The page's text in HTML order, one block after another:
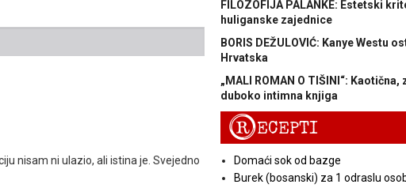
nisam ni ulazio, ali istina je. Svejedno
FILOZOFIJA PALANKE: Estetski
huliganske zajednice
BORIS DEŽULOVIĆ: Kanye Westu
Hrvatska
„MALI ROMAN O TIŠINI“: Kaotična,
duboko intimna knjiga
RECEPTI
Domaći sok od bazge
Burek (bosanski) za 1 odraslu